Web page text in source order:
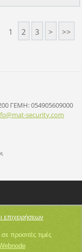
1 2 3 > >>
ΓΕΜΗ: 054905609000
-security.com
επιχειρήσεων
προσιτές τιμές